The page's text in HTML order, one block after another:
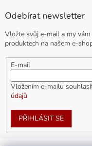
Odebírat newsletter
Vložte svůj e-mail a my
produktech na našem e-
E-mail
Vložením e-mailu
údajů
PŘIHLÁSIT SE